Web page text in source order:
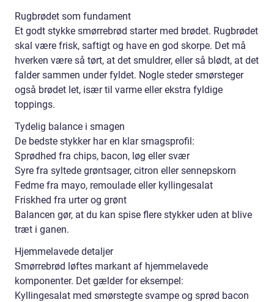
Rugbrødet som fundament
Et godt stykke smørrebrød starter med brødet. Rugbrødet
skal være frisk, saftigt og have en god skorpe. Det må
hverken være så tørt, at det smuldrer, eller så blødt, at det
falder sammen under fyldet. Nogle steder smørsteger
også brødet let, især til varme eller ekstra fyldige
toppings.
Tydelig balance i smagen
De bedste stykker har en klar smagsprofil:
Sprødhed fra chips, bacon, løg eller svær
Syre fra syltede grøntsager, citron eller sennepskorn
Fedme fra mayo, remoulade eller kyllingesalat
Friskhed fra urter og grønt
Balancen gør, at du kan spise flere stykker uden at blive
træt i ganen.
Hjemmelavede detaljer
Smørrebrød løftes markant af hjemmelavede
komponenter. Det gælder for eksempel:
Kyllingesalat med smørstegte svampe og sprød bacon